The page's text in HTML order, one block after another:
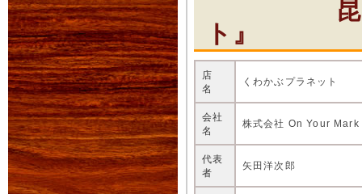
昆虫シ
ト』
店
名
くわかぶプラネット
会社
名
株式会社 On Your Mark
代表
者
矢田洋次郎